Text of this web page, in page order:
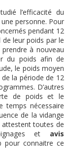
l’efficacité du
personne. Pour
pendant 12
de leur poids par le
à nouveau
du poids afin de
le poids moyen
la période de 12
D’autres
de poids et le
temps nécessaire
de la vidange
attestent toutes de
et avis
pour connaitre ce